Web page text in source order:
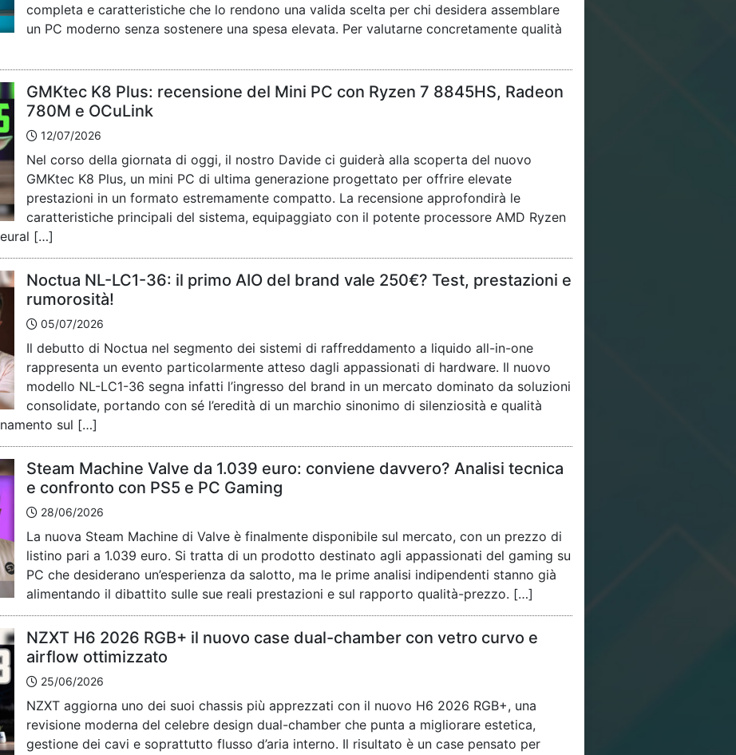
completa e caratteristiche che lo rendono una valida scelta per chi desidera assemblare
un PC moderno senza sostenere una spesa elevata. Per valutarne concretamente qualità
GMKtec K8 Plus: recensione del Mini PC con Ryzen 7 8845HS, Radeon
780M e OCuLink
12/07/2026
Nel corso della giornata di oggi, il nostro Davide ci guiderà alla scoperta del nuovo
GMKtec K8 Plus, un mini PC di ultima generazione progettato per offrire elevate
prestazioni in un formato estremamente compatto. La recensione approfondirà le
caratteristiche principali del sistema, equipaggiato con il potente processore AMD Ryzen
[…]
Noctua NL-LC1-36: il primo AIO del brand vale 250€? Test, prestazioni e
rumorosità!
05/07/2026
Il debutto di Noctua nel segmento dei sistemi di raffreddamento a liquido all-in-one
rappresenta un evento particolarmente atteso dagli appassionati di hardware. Il nuovo
modello NL-LC1-36 segna infatti l’ingresso del brand in un mercato dominato da soluzioni
consolidate, portando con sé l’eredità di un marchio sinonimo di silenziosità e qualità
sul […]
Steam Machine Valve da 1.039 euro: conviene davvero? Analisi tecnica
e confronto con PS5 e PC Gaming
28/06/2026
La nuova Steam Machine di Valve è finalmente disponibile sul mercato, con un prezzo di
listino pari a 1.039 euro. Si tratta di un prodotto destinato agli appassionati del gaming su
PC che desiderano un’esperienza da salotto, ma le prime analisi indipendenti stanno già
alimentando il dibattito sulle sue reali prestazioni e sul rapporto qualità-prezzo. […]
NZXT H6 2026 RGB+ il nuovo case dual-chamber con vetro curvo e
airflow ottimizzato
25/06/2026
NZXT aggiorna uno dei suoi chassis più apprezzati con il nuovo H6 2026 RGB+, una
revisione moderna del celebre design dual-chamber che punta a migliorare estetica,
gestione dei cavi e soprattutto flusso d’aria interno. Il risultato è un case pensato per